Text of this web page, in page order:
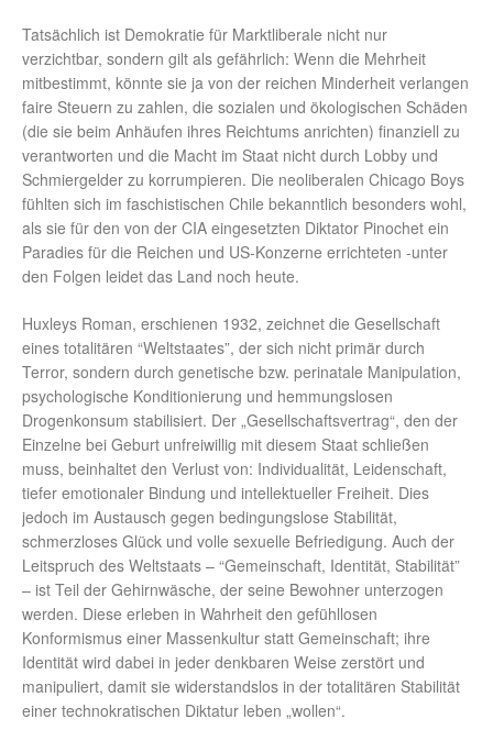
Tatsächlich ist Demokratie für Marktliberale nicht nur
verzichtbar, sondern gilt als gefährlich: Wenn die Mehrheit
mitbestimmt, könnte sie ja von der reichen Minderheit verlangen
faire Steuern zu zahlen, die sozialen und ökologischen Schäden
(die sie beim Anhäufen ihres Reichtums anrichten) finanziell zu
verantworten und die Macht im Staat nicht durch Lobby und
Schmiergelder zu korrumpieren. Die neoliberalen Chicago Boys
fühlten sich im faschistischen Chile bekanntlich besonders wohl,
als sie für den von der CIA eingesetzten Diktator Pinochet ein
Paradies für die Reichen und US-Konzerne errichteten -unter
den Folgen leidet das Land noch heute.
Huxleys Roman, erschienen 1932, zeichnet die Gesellschaft
eines totalitären “Weltstaates”, der sich nicht primär durch
Terror, sondern durch genetische bzw. perinatale Manipulation,
psychologische Konditionierung und hemmungslosen
Drogenkonsum stabilisiert. Der „Gesellschaftsvertrag“, den der
Einzelne bei Geburt unfreiwillig mit diesem Staat schließen
muss, beinhaltet den Verlust von: Individualität, Leidenschaft,
tiefer emotionaler Bindung und intellektueller Freiheit. Dies
jedoch im Austausch gegen bedingungslose Stabilität,
schmerzloses Glück und volle sexuelle Befriedigung. Auch der
Leitspruch des Weltstaats – “Gemeinschaft, Identität, Stabilität”
– ist Teil der Gehirnwäsche, der seine Bewohner unterzogen
werden. Diese erleben in Wahrheit den gefühllosen
Konformismus einer Massenkultur statt Gemeinschaft; ihre
Identität wird dabei in jeder denkbaren Weise zerstört und
manipuliert, damit sie widerstandslos in der totalitären Stabilität
einer technokratischen Diktatur leben „wollen“.